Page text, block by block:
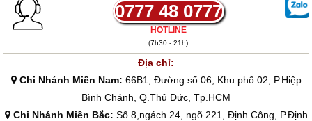
0777 48 0777
HOTLINE
(7h30 - 21h)
Địa chỉ:
Chi Nhánh Miền Nam: 66B1, Đường số 06, Khu phố 02, P.Hiệp
Bình Chánh, Q.Thủ Đức, Tp.HCM
Chi Nhánh Miền Bắc: Số 8,ngách 24, ngõ 221, Định Công, P.Định